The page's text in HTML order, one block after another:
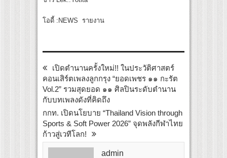
โอดี้ :NEWS รายงาน
เปิดตำนานครั้งใหม่!! ในประวัติศาสตร์
คอนเสิร์ตเพลงลูกกรุง “ยอดเพชร ๑๑ กะรัต
Vol.2” รวมสุดยอด ๑๑ ศิลปินระดับตำนาน
กับบทเพลงดังที่คิดถึง
กกท. เปิดนโยบาย “Thailand Vision through
Sports & Soft Power 2026” จุดพลังกีฬาไทย
ก้าวสู่เวทีโลก!
admin